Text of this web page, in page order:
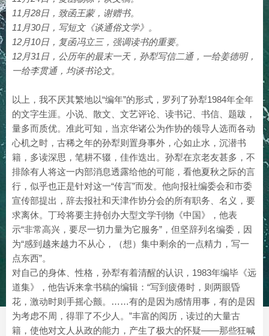
11月28日，致函王蒙，谢赠书。
11月30日，写短文《谈通俗文学》。
12月10日，复函冯立三，强调读书的重要。
12月31日，公历年的最末一天，孙犁写信二通，一给姜德明，
一给李贯通，均谈书论文。
以上，我不厌其繁地以“编年”的形式，罗列了孙犁1984年全年
的文字生涯。小说、散文、文艺评论、读书记、书信、题跋，
量多而质优。准此可知，当京华诸公为作协的领导人选而各动
心机之时，古稀之年的孙犁则置身事外，心如止水，沉潜书
籍，多读深思，笔耕不辍，佳作迭出。孙犁在京老友甚多，不
排除有人将这一内部消息透露给他的可能，看他夏秋之际的言
行，似乎也正是针对这一“传言”而发。他向报社编委会和市委
宣传部提出，辞去报社和天津作协分会的所有职务、名义，要
求离休。丁玲将要主持创办大型文学刊物《中国》，他表
示“非常高兴，要尽一切力量为它服务”，但坚辞列名编委，因
为“感到越来越力不从心，（想）集中剩余的一点精力，写一
点东西”。
对自己的身体、性格，孙犁有着清醒的认识，1983年编毕《远
道集》，他告诉来拿书稿的编辑：“写到疲倦时，则两眼昏
花，激动时则手摇心颤。……有的是因为感情用事，有的是因
为考虑不周，得罪了不少人。”丰富的阅历，读过的大量古
籍，使他对文人从政的能力，产生了极大的怀疑——那些狂喊